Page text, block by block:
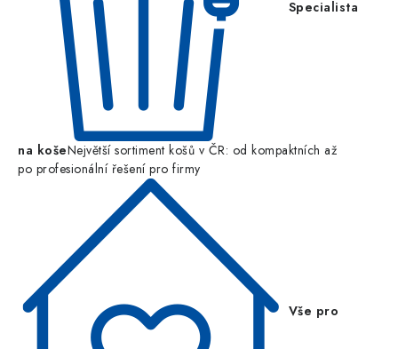
Specialista
na košeNejvětší sortiment košů v ČR: od kompaktních až
po profesionální řešení pro firmy
Vše pro